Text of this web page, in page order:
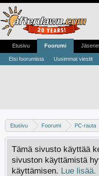
Etusivu Foorumi PC-rauta
Tämä sivusto käyttää
sivuston käyttämistä
käyttämisen. Lue lisää.
Etusivu Foorumi
Etsi foorumista Uusimmat viestit